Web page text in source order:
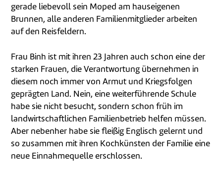
gerade liebevoll sein Moped am hauseigenen
Brunnen, alle anderen Familienmitglieder arbeiten
auf den Reisfeldern.
Frau Binh ist mit ihren 23 Jahren auch schon eine der
starken Frauen, die Verantwortung übernehmen in
diesem noch immer von Armut und Kriegsfolgen
geprägten Land. Nein, eine weiterführende Schule
habe sie nicht besucht, sondern schon früh im
landwirtschaftlichen Familienbetrieb helfen müssen.
Aber nebenher habe sie fleißig Englisch gelernt und
so zusammen mit ihren Kochkünsten der Familie eine
neue Einnahmequelle erschlossen.